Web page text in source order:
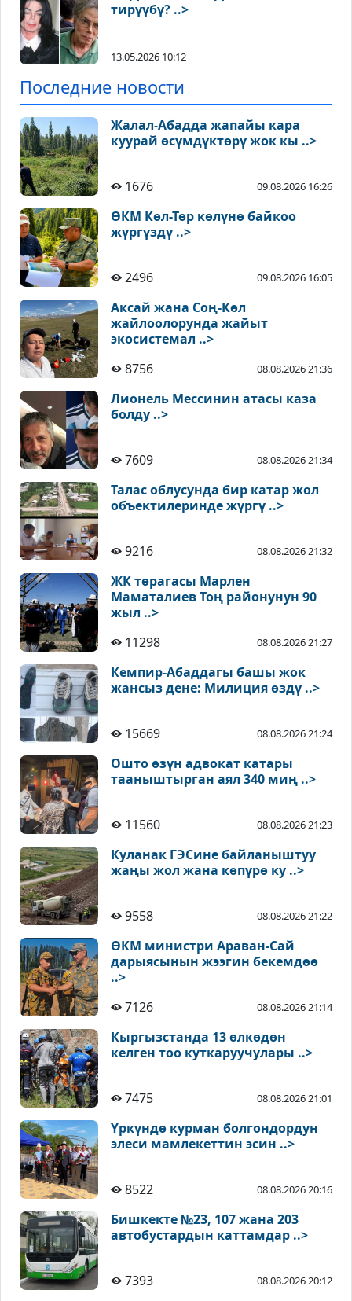
тирүүбү? ..>
13.05.2026 10:12
Последние новости
Жалал-Абадда жапайы кара
куурай өсүмдүктөрү жок кы ..>
1676 09.08.2026 16:26
ӨКМ Көл-Төр көлүнө байкоо
жүргүздү ..>
2496 09.08.2026 16:05
Аксай жана Соң-Көл
жайлоолорунда жайыт
экосистемал ..>
8756
08.08.2026 21:36
Лионель Мессинин атасы каза
болду ..>
7609 08.08.2026 21:34
Талас облусунда бир катар жол
объектилеринде жүргү ..>
9216 08.08.2026 21:32
ЖК төрагасы Марлен
Маматалиев Тоң районунун 90
жыл ..>
11298
08.08.2026 21:27
Кемпир-Абаддагы башы жок
жансыз дене: Милиция өздү ..>
15669 08.08.2026 21:24
Ошто өзүн адвокат катары
тааныштырган аял 340 миң ..>
11560 08.08.2026 21:23
Куланак ГЭСине байланыштуу
жаңы жол жана көпүрө ку ..>
9558 08.08.2026 21:22
ӨКМ министри Араван-Сай
дарыясынын жээгин бекемдөө
..>
7126
08.08.2026 21:14
Кыргызстанда 13 өлкөдөн
келген тоо куткаруучулары ..>
7475 08.08.2026 21:01
Үркүндө курман болгондордун
элеси мамлекеттин эсин ..>
8522 08.08.2026 20:16
Бишкекте №23, 107 жана 203
автобустардын каттамдар ..>
7393 08.08.2026 20:12